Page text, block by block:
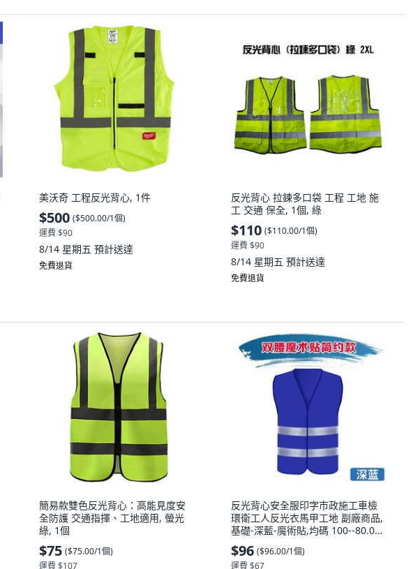
美沃奇 工程反光背心, 1件
$500 ($500.00/1個)
運費 $90
8/14 星期五 預計送達
免費退貨
反光背心 拉鍊多口袋 工程 工地 施
工 交通 保全, 1個, 綠
$110 ($110.00/1個)
運費 $90
8/14 星期五 預計送達
免費退貨
簡易款雙色反光背心：高能見度安
全防護 交通指揮、工地適用, 螢光
綠, 1個
$75 ($75.00/1個)
運費 $107
反光背心安全服印字市政施工車檢
環衛工人反光衣馬甲工地 副廠商品,
基礎-深藍-魔術貼,均碼 100--80.0公
斤 印字, 1個
$96 ($96.00/1個)
運費 $67